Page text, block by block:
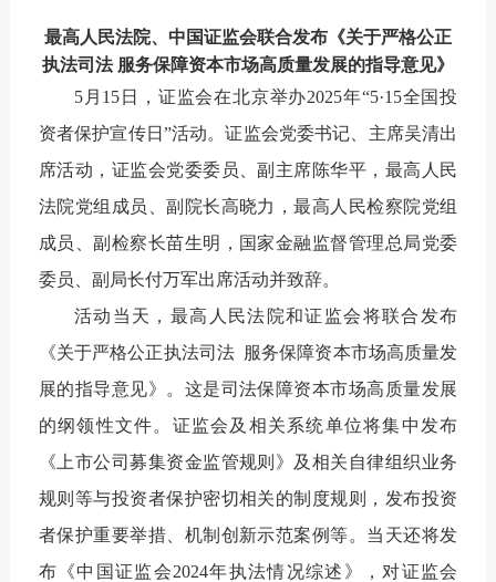
最高人民法院、中国证监会联合发布《关于严格公正
执法司法 服务保障资本市场高质量发展的指导意见》
5月15日，证监会在北京举办2025年“5·15全国投
资者保护宣传日”活动。证监会党委书记、主席吴清出
席活动，证监会党委委员、副主席陈华平，最高人民
法院党组成员、副院长高晓力，最高人民检察院党组
成员、副检察长苗生明，国家金融监督管理总局党委
委员、副局长付万军出席活动并致辞。
活动当天，最高人民法院和证监会将联合发布
《关于严格公正执法司法服务保障资本市场高质量发
展的指导意见》。这是司法保障资本市场高质量发展
的纲领性文件。证监会及相关系统单位将集中发布
《上市公司募集资金监管规则》及相关自律组织业务
规则等与投资者保护密切相关的制度规则，发布投资
者保护重要举措、机制创新示范案例等。当天还将发
布《中国证监会2024年执法情况综述》，对证监会